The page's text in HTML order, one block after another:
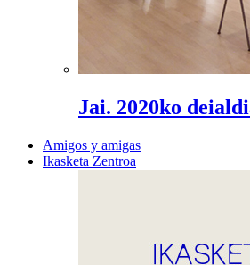
Jai. 2020ko
Amigos y amigas
Ikasketa Zentroa